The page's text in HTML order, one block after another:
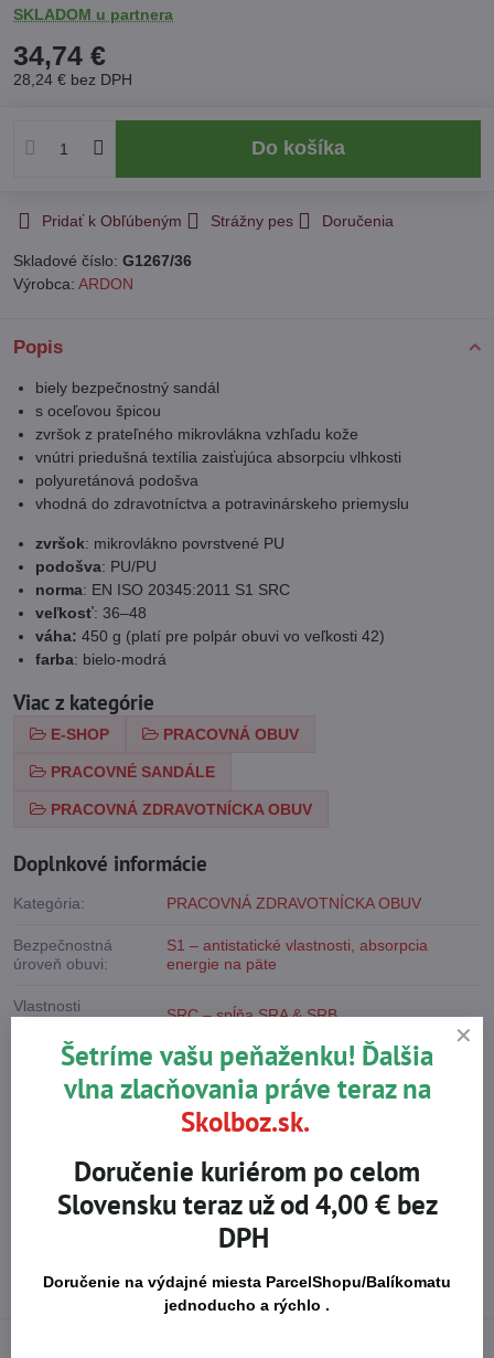
SKLADOM u partnera
34,74 €
28,24 € bez DPH
Do košíka
Pridať k Obľúbeným Strážny pes Doručenia
Skladové číslo: G1267/36
Výrobca: ARDON
Popis
biely bezpečnostný sandál
s oceľovou špicou
zvršok z prateľného mikrovlákna vzhľadu kože
vnútri priedušná textília zaisťujúca absorpciu vlhkosti
polyuretánová podošva
vhodná do zdravotníctva a potravinárskeho priemyslu
zvršok: mikrovlákno povrstvené PU
podošva: PU/PU
norma: EN ISO 20345:2011 S1 SRC
veľkosť: 36–48
váha: 450 g (platí pre polpár obuvi vo veľkosti 42)
farba: bielo-modrá
Viac z kategórie
E-SHOP PRACOVNÁ OBUV
PRACOVNÉ SANDÁLE
PRACOVNÁ ZDRAVOTNÍCKA OBUV
Doplnkové informácie
Kategória: PRACOVNÁ ZDRAVOTNÍCKA OBUV
Bezpečnostná
úroveň obuvi:
S1 – antistatické vlastnosti, absorpcia
energie na päte
Vlastnosti
SRC – spĺňa SRA & SRB
Vystužená špička: Áno
Mikrovlákno
Materiál podošvy: PU/PU – dvojhustotný polyuretan
Potraviny a pohostinstvo,Zdravotná a
sociálna starostlivosť
a kaderníctvo
Normy pre použitie: EN ISO 20345 – bezpečnostná obuv
Šetríme vašu peňaženku! Ďalšia
vlna zlacňovania práve teraz na
Skolboz.sk.
Doručenie kuriérom po celom
Slovensku teraz už od 4,00 € bez
DPH
Doručenie na výdajné miesta ParcelShopu/Balíkomatu
jednoducho a rýchlo .